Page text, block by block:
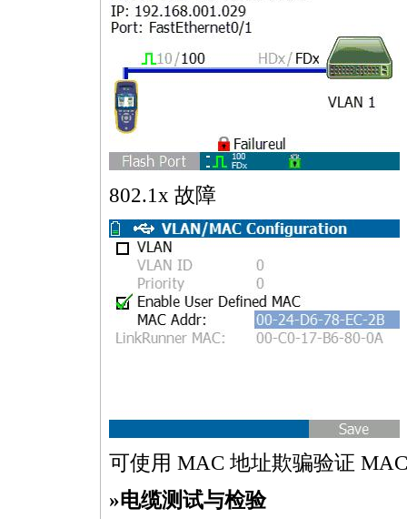
802.1x 故障
可使用 MAC 地址欺骗验证
»电缆测试与检验